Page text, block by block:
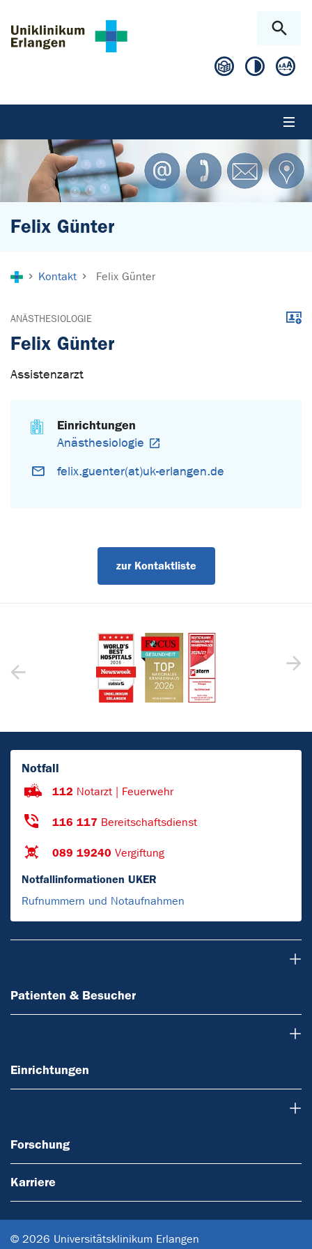
Felix Günter
Kontakt Felix Günter
ANÄSTHESIOLOGIE
Felix Günter
Assistenzarzt
Einrichtungen
Anästhesiologie
felix.guenter(at)uk-erlangen.de
zur Kontaktliste
Notfall
112 Notarzt | Feuerwehr
116 117 Bereitschaftsdienst
089 19240 Vergiftung
Notfallinformationen UKER
Rufnummern und Notaufnahmen
Patienten & Besucher
Einrichtungen
Forschung
Karriere
© 2026 Universitätsklinikum Erlangen